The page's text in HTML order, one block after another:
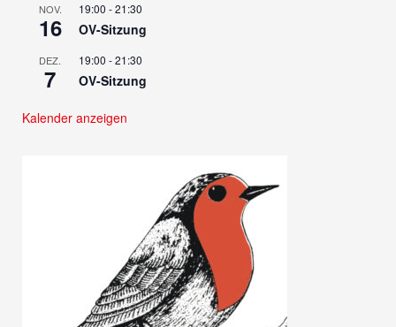
NOV.
16
19:00 -21:30
OV-Sitzung
DEZ.
7
19:00 -21:30
OV-Sitzung
Kalender anzeigen